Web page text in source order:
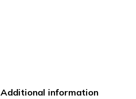
Additional information